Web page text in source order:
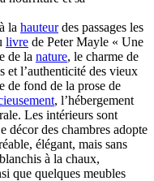
la hauteurdes passages les
livre de Peter Mayle « Une
de la nature, le charme de
et l’authenticité des vieux
de fond de la prose de
, l’hébergement
Les intérieurs sont
décor des chambres adopte
élégant, mais sans
à la chaux,
que quelques meubles